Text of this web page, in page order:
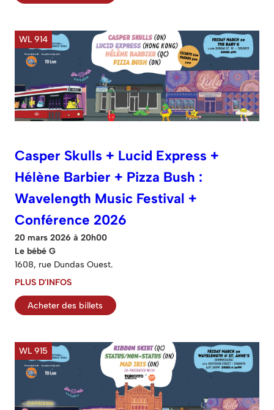
WL 914
Casper Skulls + Lucid Express +
Hélène Barbier + Pizza Bush :
Wavelength Music Festival +
Conférence 2026
20 mars 2026 à 20h00
Le bébé G
1608, rue Dundas Ouest.
PLUS D'INFOS
Acheter des billets
WL 915